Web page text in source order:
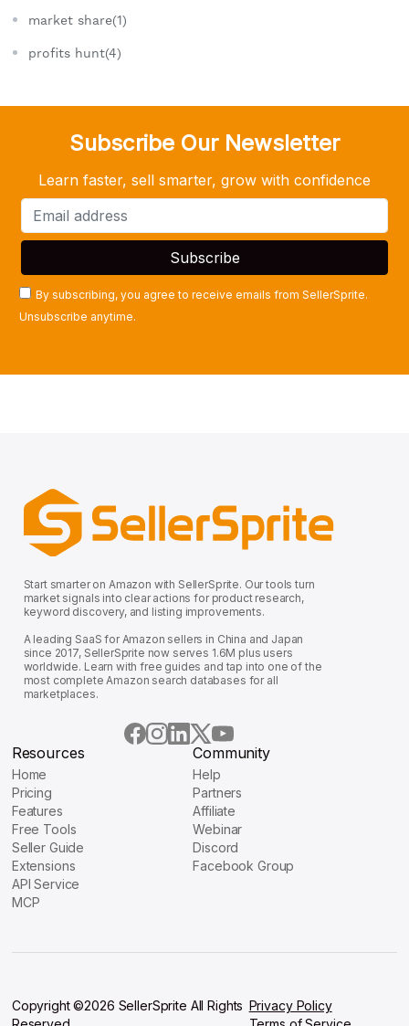
market share(1)
profits hunt(4)
Subscribe Our Newsletter
Learn faster, sell smarter, grow with confidence
By subscribing, you agree to receive emails from SellerSprite.
Unsubscribe anytime.